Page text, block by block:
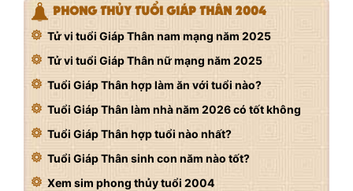
PHONG THỦY TUỔI GIÁP THÂN 2004
Tử vi tuổi Giáp Thân nam mạng năm 2025
Tử vi tuổi Giáp Thân nữ mạng năm 2025
Tuổi Giáp Thân hợp làm ăn với tuổi nào?
Tuổi Giáp Thân làm nhà năm 2026 có tốt không
Tuổi Giáp Thân hợp tuổi nào nhất?
Tuổi Giáp Thân sinh con năm nào tốt?
Xem sim phong thủy tuổi 2004